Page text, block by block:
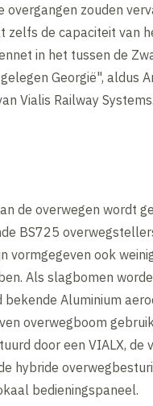
overgangen zouden
zelfs de capaciteit van
in het tussen de
Georgië", aldus
Vialis Railway Systems.
de overwegen wordt
BS725
vormgegeven ook
Als slagbomen
bekende Aluminium
overwegboom
door een VIALX, de
hybride
bedieningspaneel.